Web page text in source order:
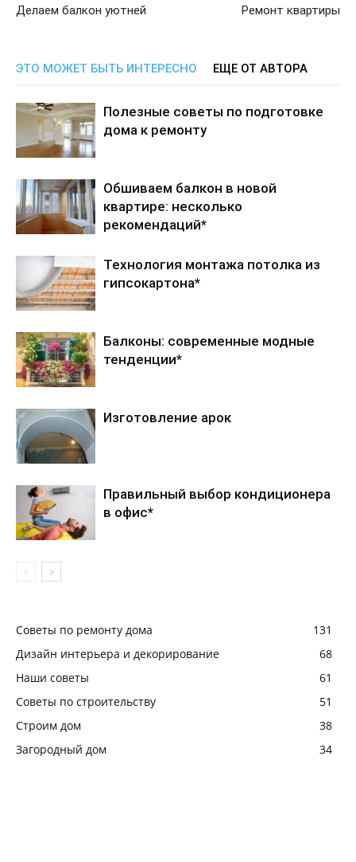
Делаем балкон уютней Ремонт квартиры
ЭТО МОЖЕТ БЫТЬ ИНТЕРЕСНО ЕЩЕ ОТ АВТОРА
Полезные советы по подготовке
дома к ремонту
Обшиваем балкон в новой
квартире: несколько
рекомендаций*
Технология монтажа потолка из
гипсокартона*
Балконы: современные модные
тенденции*
Изготовление арок
Правильный выбор кондиционера
в офис*
Советы по ремонту дома
131
Дизайн интерьера и декорирование
68
Наши советы
61
Советы по строительству
51
Строим дом
38
Загородный дом
34